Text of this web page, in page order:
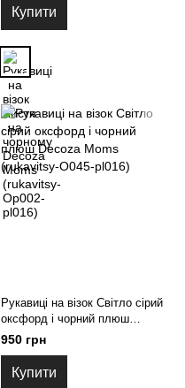
Купити
Рукавиці на візок Світло сірий
оксфорд і чорний плюш
Decoza Moms (rukavitsy-O045-
950 грн
Купити